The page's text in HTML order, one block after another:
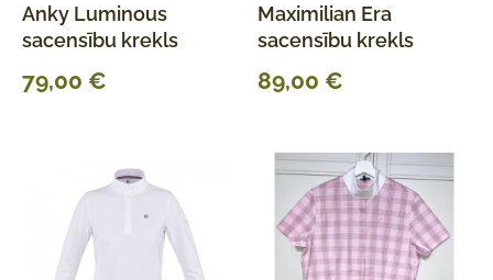
Anky Luminous
sacensību krekls
79,00 €
Maximilian Era
sacensību krekls
89,00 €